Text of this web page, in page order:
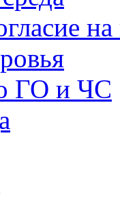
ГО и ЧС